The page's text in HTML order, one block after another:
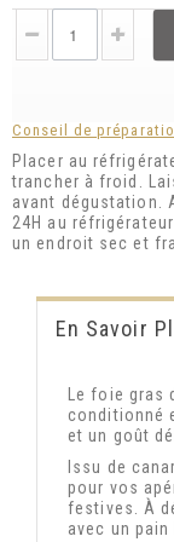
Conseil de
Placer au
trancher à froid.
avant dégustation.
24H au
un endroit sec et
En Savoir
Le foie gras
conditionné
et un goût
Issu de
pour vos
festives. À
avec un